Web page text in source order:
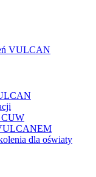
VULCAN
CUW
dla oświaty